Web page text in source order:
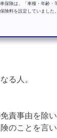
保険は、「車種・年齢・
険料を設定していました
る人。
責事由を除
のことを言い